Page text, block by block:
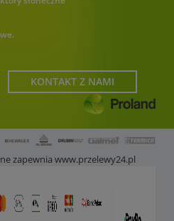
KONTAKT Z NAMI
zapewnia www.przelewy24.pl